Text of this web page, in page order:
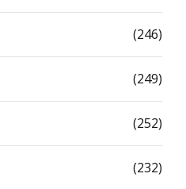
(246)
(249)
(252)
(232)